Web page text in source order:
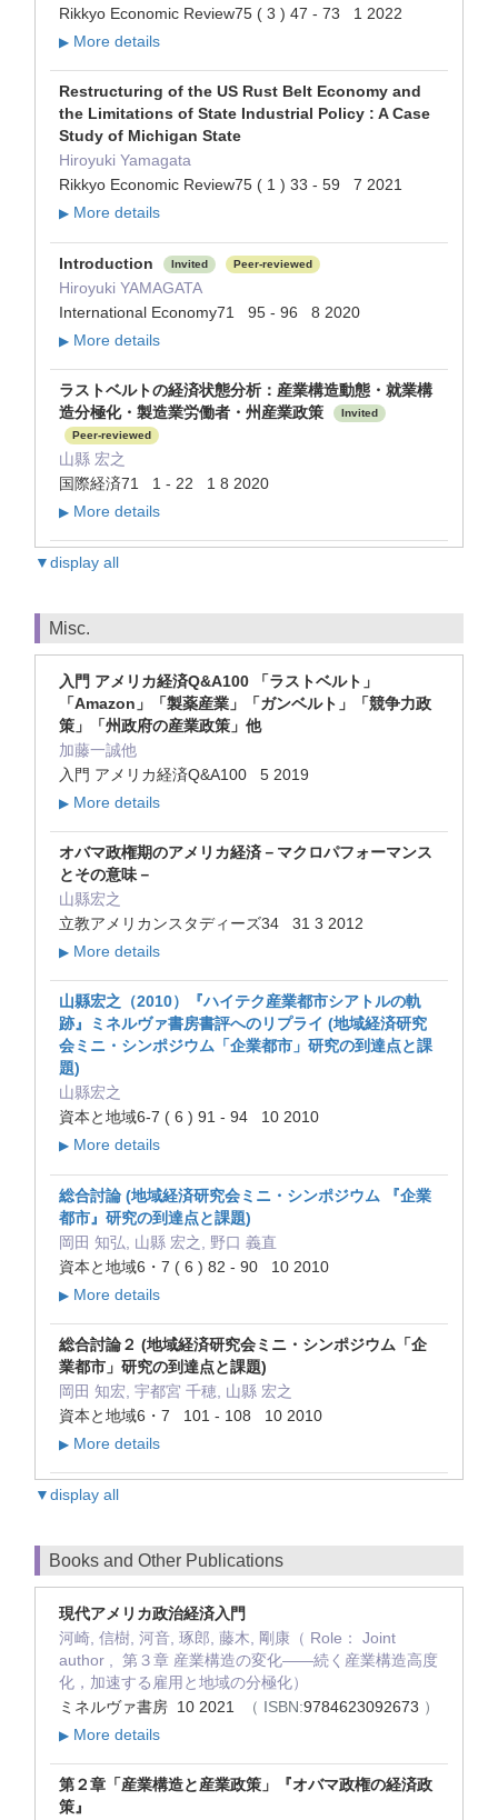
Rikkyo Economic Review75 ( 3 ) 47 - 73 1 2022
▶ More details
Restructuring of the US Rust Belt Economy and
the Limitations of State Industrial Policy : A Case
Study of Michigan State
Hiroyuki Yamagata
Rikkyo Economic Review75 ( 1 ) 33 - 59 7 2021
▶ More details
Introduction Invited Peer-reviewed
Hiroyuki YAMAGATA
International Economy71 95 - 96 8 2020
▶ More details
ラストベルトの経済状態分析：産業構造動態・就業構
造分極化・製造業労働者・州産業政策
Invited
Peer-reviewed
山縣 宏之
国際経済71 1 - 22 1 8 2020
▶ More details
▼display all
Misc.
入門 アメリカ経済Q&A100 「ラストベルト」
「Amazon」「製薬産業」「ガンベルト」「競争力政
策」「州政府の産業政策」他
加藤一誠他
入門 アメリカ経済Q&A100 5 2019
▶ More details
オバマ政権期のアメリカ経済－マクロパフォーマンス
とその意味－
山縣宏之
立教アメリカンスタディーズ34 31 3 2012
▶ More details
山縣宏之（2010）『ハイテク産業都市シアトルの軌
跡』ミネルヴァ書房書評へのリプライ (地域経済研究
会ミニ・シンポジウム「企業都市」研究の到達点と課
題)
山縣宏之
資本と地域6-7 ( 6 ) 91 - 94 10 2010
▶ More details
総合討論 (地域経済研究会ミニ・シンポジウム 『企業
都市』研究の到達点と課題)
岡田 知弘, 山縣 宏之, 野口 義直
資本と地域6・7 ( 6 ) 82 - 90 10 2010
▶ More details
総合討論２ (地域経済研究会ミニ・シンポジウム「企
業都市」研究の到達点と課題)
岡田 知宏, 宇都宮 千穂, 山縣 宏之
資本と地域6・7 101 - 108 10 2010
▶ More details
▼display all
Books and Other Publications
現代アメリカ政治経済入門
河崎, 信樹, 河音, 琢郎, 藤木, 剛康（ Role： Joint
author , 第３章 産業構造の変化――続く産業構造高度
化，加速する雇用と地域の分極化）
ミネルヴァ書房 10 2021
（ ISBN:9784623092673 ）
▶ More details
第２章「産業構造と産業政策」『オバマ政権の経済政
策』